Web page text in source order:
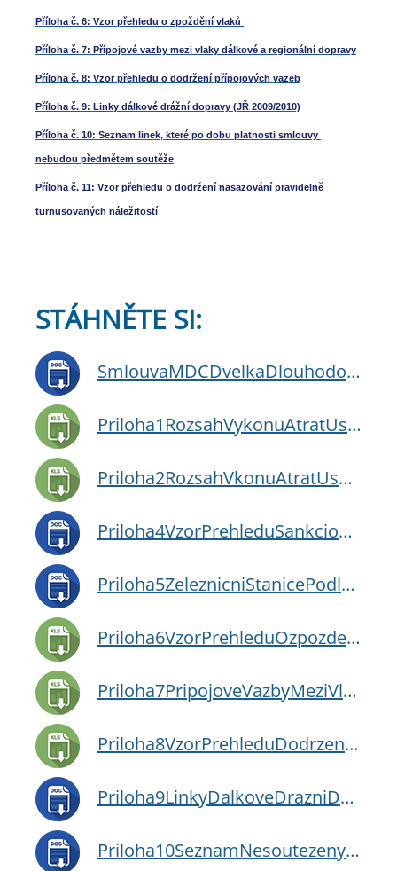
Příloha č. 6: Vzor přehledu o zpoždění vlaků
Příloha č. 7: Přípojové vazby mezi vlaky dálkové a regionální dopravy
Příloha č. 8: Vzor přehledu o dodržení přípojových vazeb
Příloha č. 9: Linky dálkové drážní dopravy (JŘ 2009/2010)
Příloha č. 10: Seznam linek, které po dobu platnosti smlouvy
nebudou předmětem soutěže
Příloha č. 11: Vzor přehledu o dodržení nasazování pravidelně
turnusovaných náležitostí
STÁHNĚTE SI:
SmlouvaMDCDvelkaDlouhodoba.doc
Priloha1RozsahVykonuAtratUseky2010.xls
Priloha2RozsahVkonuAtratUseky2010.xls
Priloha4VzorPrehleduSankcionovanychVlakovychSpojuAjejichVykonu.doc
Priloha5ZeleznicniStanicePodleJednotlivychLinekRozhodneProVykazovaniZpozdeniVlaku.doc
Priloha6VzorPrehleduOzpozdeniVlakuJednotlivychVlaku.xls
Priloha7PripojoveVazbyMeziVlakyDalkoveAregionalniDopravy.xls
Priloha8VzorPrehleduDodrzeniPripVazeb.xls
Priloha9LinkyDalkoveDrazniDopravy.doc
Priloha10SeznamNesoutezenychLinek.doc